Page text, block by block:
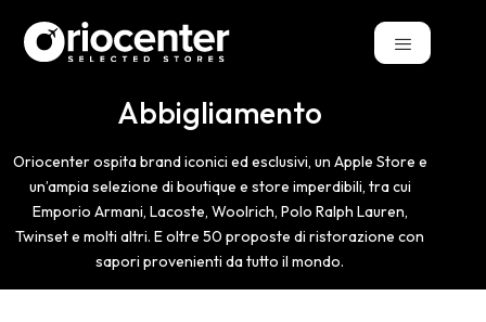
Abbigliamento
Oriocenter ospita brand iconici ed esclusivi, un Apple Store e
un’ampia selezione di boutique e store imperdibili, tra cui
Emporio Armani, Lacoste, Woolrich, Polo Ralph Lauren,
Twinset e molti altri. E oltre 50 proposte di ristorazione con
sapori provenienti da tutto il mondo.